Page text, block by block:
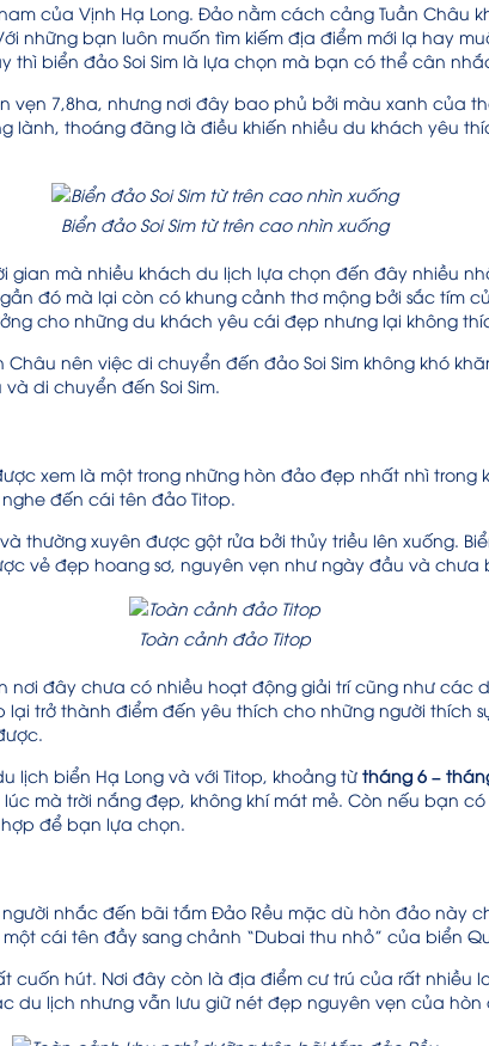
của Vịnh Hạ Long. Đảo nằm cách cảng Tuần Châu
những bạn luôn muốn tìm kiếm địa điểm mới lạ hay
thì biển đảo Soi Sim là lựa chọn mà bạn có thể cân
vẹn 7,8ha, nhưng nơi đây bao phủ bởi màu xanh của
lành, thoáng đãng là điều khiến nhiều du khách yêu
Biển đảo Soi Sim từ trên cao nhìn xuống
gian mà nhiều khách du lịch lựa chọn đến đây nhiều
đó mà lại còn có khung cảnh thơ mộng bởi sắc tím
cho những du khách yêu cái đẹp nhưng lại không
nên việc di chuyển đến đảo Soi Sim không khó
di chuyển đến Soi Sim.
xem là một trong những hòn đảo đẹp nhất nhì trong
đến cái tên đảo Titop.
thường xuyên được gột rửa bởi thủy triều lên xuống.
vẻ đẹp hoang sơ, nguyên vẹn như ngày đầu và chưa
Toàn cảnh đảo Titop
nơi đây chưa có nhiều hoạt động giải trí cũng như các
lại trở thành điểm đến yêu thích cho những người thích
lịch biển Hạ Long và với Titop, khoảng từ tháng 6 –
mà trời nắng đẹp, không khí mát mẻ. Còn nếu bạn
để bạn lựa chọn.
người nhắc đến bãi tắm Đảo Rều mặc dù hòn đảo này
cái tên đầy sang chảnh “Dubai thu nhỏ” của biển
cuốn hút. Nơi đây còn là địa điểm cư trú của rất nhiều
du lịch nhưng vẫn lưu giữ nét đẹp nguyên vẹn của hòn